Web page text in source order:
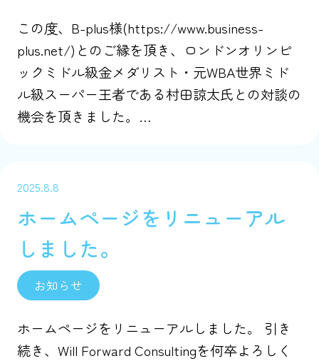
この度、B-plus様(https://www.business-
plus.net/)とのご縁を頂き、ロンドンオリンピ
ックミドル級金メダリスト・元WBA世界ミド
ル級スーパー王者である村田諒太氏との対談の
機会を頂きました。…
2025.8.8
ホームページをリニューアル
しました。
お知らせ
ホームページをリニューアルしました。 引き
続き、Will Forward Consultingを何卒よろしく